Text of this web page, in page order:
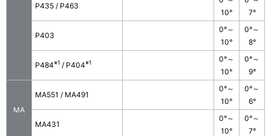
P435 / P463
10°
7°
P403
0°～
10°
0°～
8°
P484※1 / P404※1
0°～
10°
0°～
9°
MA
MA551 / MA491
0°～
10°
0°～
6°
MA431
0°～
10°
0°～
7°